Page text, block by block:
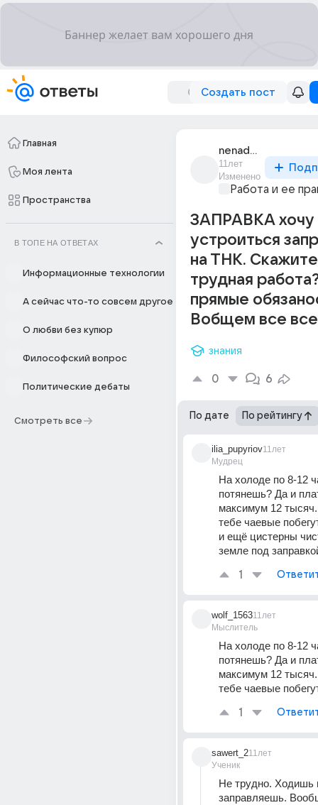
Создать пост
Главная
Моя лента
Пространства
В ТОПЕ НА ОТВЕТАХ
Информационные технологии
А сейчас что-то совсем другое
О любви без купюр
Философский вопрос
Политические дебаты
Смотреть все
nenado_4
11лет
Изменено
Работа и ее
ЗАПРАВКА хочу
устроиться
на ТНК.
трудная
прямые
Вобщем все все
знания
0 6
По дате По рейтингу
ilia_pupyriov
Мудрец
11лет
На холоде по 8-12
потянешь? Да и
максимум 12
тебе чаевые
и ещё цистерны
земле под
1
wolf_1563
Мыслитель
11лет
На холоде по 8-12
потянешь? Да и
максимум 12
тебе чаевые
1
sawert_2
Ученик
11лет
Не трудно.
заправляешь.